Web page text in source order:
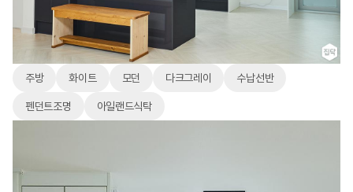
주방 화이트 모던 다크그레이 수납선반
펜던트조명 아일랜드식탁